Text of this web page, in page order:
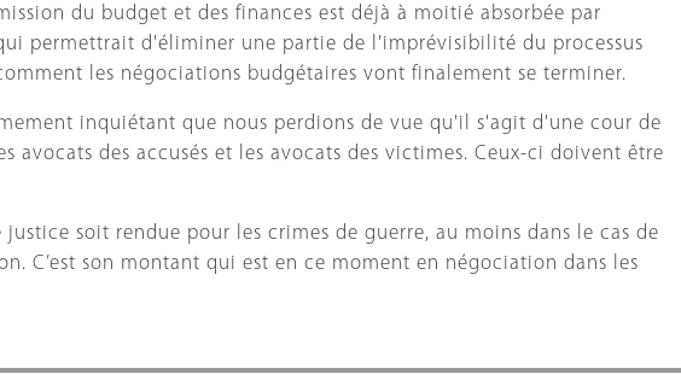
du budget et des finances est déjà à moitié absorbée par
permettrait d'éliminer une partie de l'imprévisibilité du processus
les négociations budgétaires vont finalement se terminer.
inquiétant que nous perdions de vue qu'il s'agit d'une cour de
avocats des accusés et les avocats des victimes. Ceux-ci doivent être
soit rendue pour les crimes de guerre, au moins dans le cas de
C’est son montant qui est en ce moment en négociation dans les